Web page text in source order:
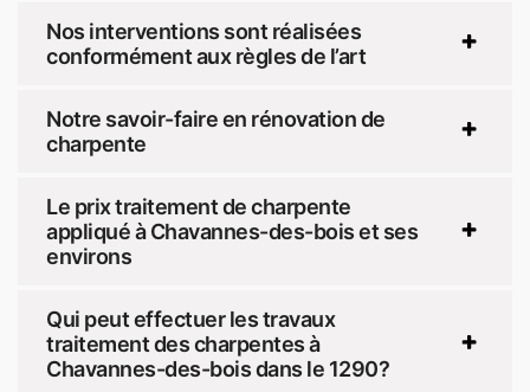
Nos interventions sont réalisées
conformément aux règles de l’art
Notre savoir-faire en rénovation de
charpente
Le prix traitement de charpente
appliqué à Chavannes-des-bois et ses
environs
Qui peut effectuer les travaux
traitement des charpentes à
Chavannes-des-bois dans le 1290?